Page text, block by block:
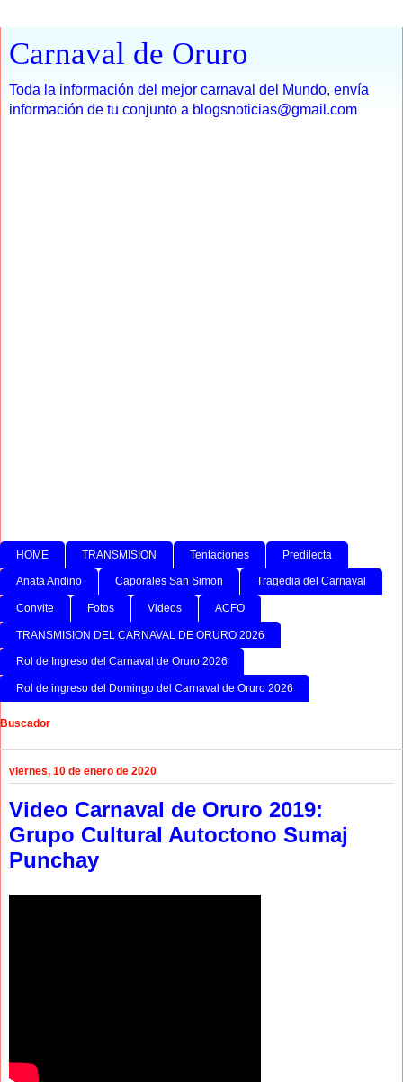
Carnaval de Oruro
Toda la información del mejor carnaval del Mundo, envía
información de tu conjunto a blogsnoticias@gmail.com
HOME TRANSMISION Tentaciones Predilecta
Anata Andino Caporales San Simon Tragedia del Carnaval
Convite Fotos Videos ACFO
TRANSMISION DEL CARNAVAL DE ORURO 2026
Rol de Ingreso del Carnaval de Oruro 2026
Rol de ingreso del Domingo del Carnaval de Oruro 2026
Buscador
viernes, 10 de enero de 2020
Video Carnaval de Oruro 2019:
Grupo Cultural Autoctono Sumaj
Punchay